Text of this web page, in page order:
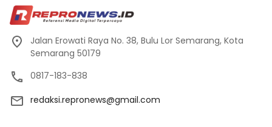
Jalan Erowati Raya No. 38, Bulu Lor Semarang, Kota
Semarang 50179
0817-183-838
redaksi.repronews@gmail.com